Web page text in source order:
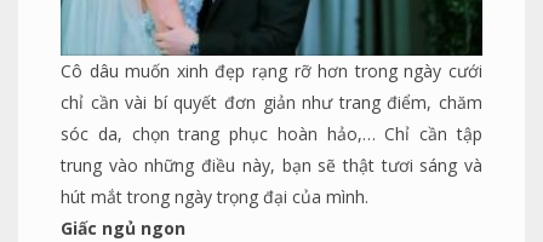
Cô dâu muốn xinh đẹp rạng rỡ hơn trong ngày cưới
chỉ cần vài bí quyết đơn giản như trang điểm, chăm
sóc da, chọn trang phục hoàn hảo,… Chỉ cần tập
trung vào những điều này, bạn sẽ thật tươi sáng và
hút mắt trong ngày trọng đại của mình.
Giấc ngủ ngon